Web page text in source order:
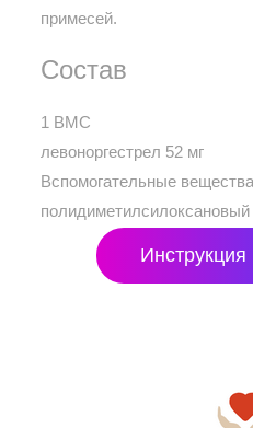
примесей.
Состав
1 ВМС
левоноргестрел 52 мг
Вспомогательные
полидиметилсилоксановый